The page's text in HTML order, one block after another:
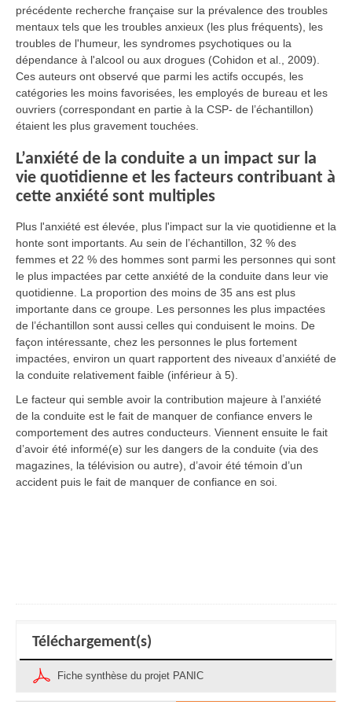
précédente recherche française sur la prévalence des troubles
mentaux tels que les troubles anxieux (les plus fréquents), les
troubles de l'humeur, les syndromes psychotiques ou la
dépendance à l'alcool ou aux drogues (Cohidon et al., 2009).
Ces auteurs ont observé que parmi les actifs occupés, les
catégories les moins favorisées, les employés de bureau et les
ouvriers (correspondant en partie à la CSP- de l’échantillon)
étaient les plus gravement touchées.
L’anxiété de la conduite a un impact sur la
vie quotidienne et les facteurs contribuant à
cette anxiété sont multiples
Plus l'anxiété est élevée, plus l'impact sur la vie quotidienne et la
honte sont importants. Au sein de l’échantillon, 32 % des
femmes et 22 % des hommes sont parmi les personnes qui sont
le plus impactées par cette anxiété de la conduite dans leur vie
quotidienne. La proportion des moins de 35 ans est plus
importante dans ce groupe. Les personnes les plus impactées
de l’échantillon sont aussi celles qui conduisent le moins. De
façon intéressante, chez les personnes le plus fortement
impactées, environ un quart rapportent des niveaux d’anxiété de
la conduite relativement faible (inférieur à 5).
Le facteur qui semble avoir la contribution majeure à l’anxiété
de la conduite est le fait de manquer de confiance envers le
comportement des autres conducteurs. Viennent ensuite le fait
d’avoir été informé(e) sur les dangers de la conduite (via des
magazines, la télévision ou autre), d’avoir été témoin d’un
accident puis le fait de manquer de confiance en soi.
Téléchargement(s)
Fiche synthèse du projet PANIC